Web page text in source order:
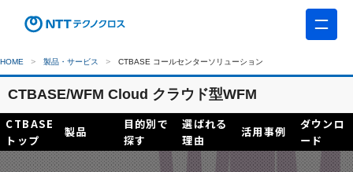
HOME 製品・サービス CTBASE コールセンターソリューション
CTBASE/WFM Cloud クラウド型WFM
CTBASE
トップ
製品
目的別で
探す
選ばれる
理由
活用事例
ダウンロ
ード